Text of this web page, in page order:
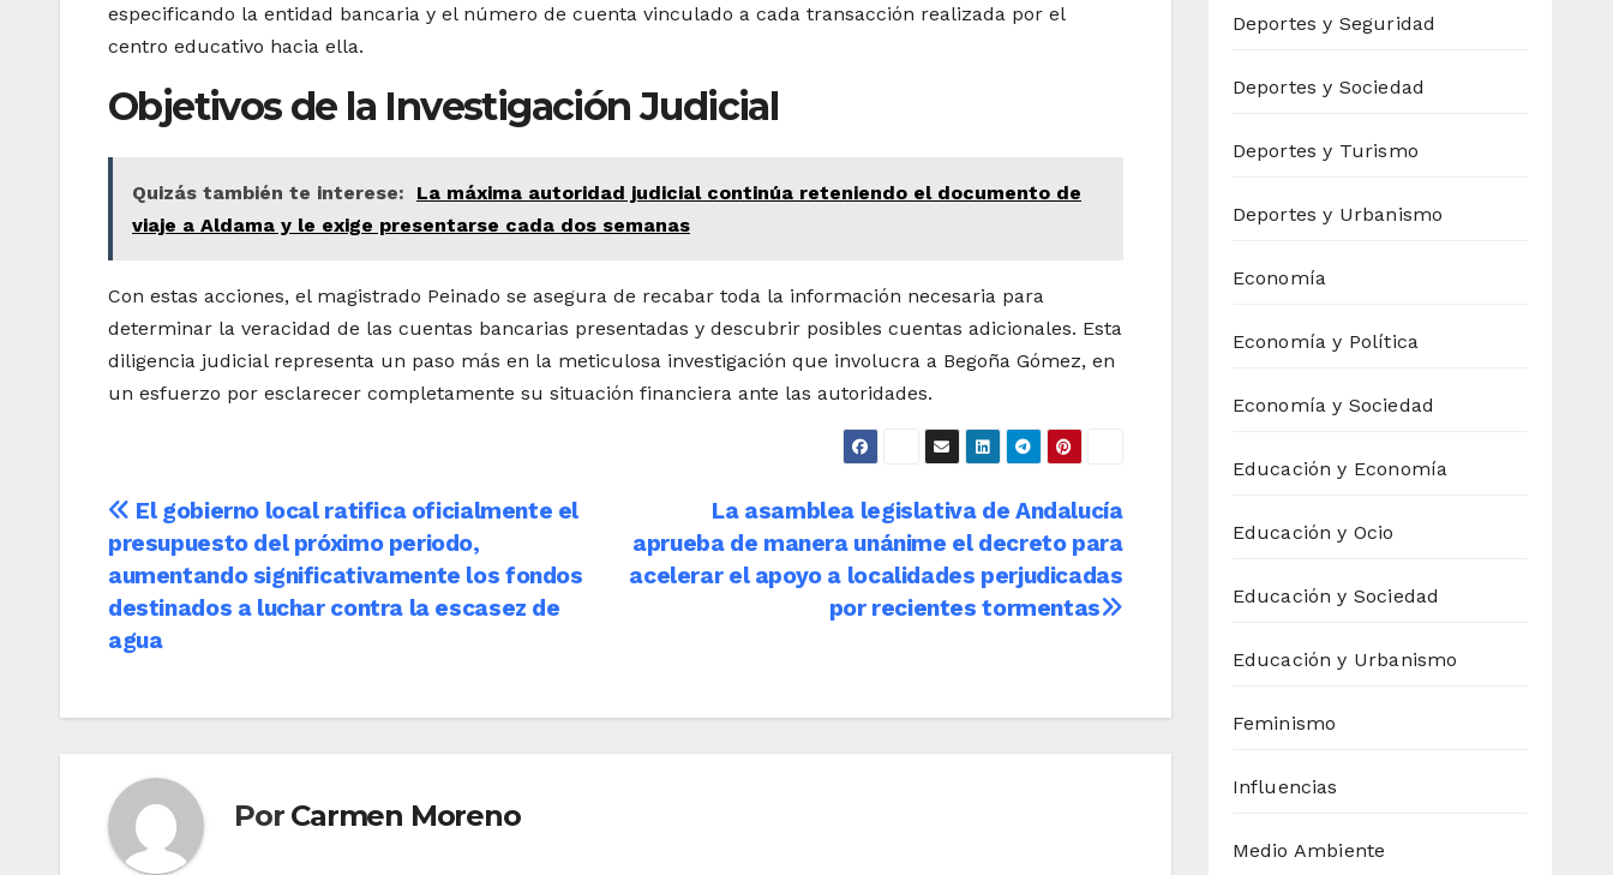
especificando la entidad bancaria y el número de cuenta vinculado a cada transacción realizada por el
centro educativo hacia ella.
Objetivos de la Investigación Judicial
Quizás también te interese:
La máxima autoridad judicial continúa reteniendo el documento de
viaje a Aldama y le exige presentarse cada dos semanas
Con estas acciones, el magistrado Peinado se asegura de recabar toda la información necesaria para
determinar la veracidad de las cuentas bancarias presentadas y descubrir posibles cuentas adicionales. Esta
diligencia judicial representa un paso más en la meticulosa investigación que involucra a Begoña Gómez, en
un esfuerzo por esclarecer completamente su situación financiera ante las autoridades.
Navegación
de
entradas
La asamblea legislativa de Andalucía
aprueba de manera unánime el decreto para
acelerar el apoyo a localidades perjudicadas
por recientes tormentas
El gobierno local ratifica oficialmente el
presupuesto del próximo periodo,
aumentando significativamente los fondos
destinados a luchar contra la escasez de
agua
Por Carmen Moreno
Deportes y Seguridad
Deportes y Sociedad
Deportes y Turismo
Deportes y Urbanismo
Economía
Economía y Política
Economía y Sociedad
Educación y Economía
Educación y Ocio
Educación y Sociedad
Educación y Urbanismo
Feminismo
Influencias
Medio Ambiente